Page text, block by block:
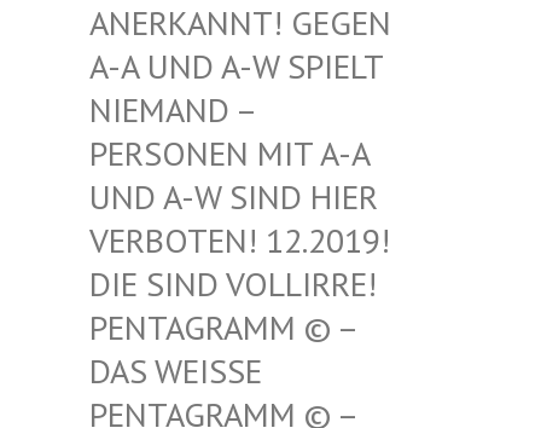
RKANNT! GEGEN A-A
UND A-W SPIELT NIE
MAND – PER
SONEN MIT A-A UND
A-W SIND HIER VER
BOTEN! 12.2019! DIE
SIND VOLLIRRE! PEN
TAGRAMM © – DAS
WEISSE PENT
AGRAMM © – HILF